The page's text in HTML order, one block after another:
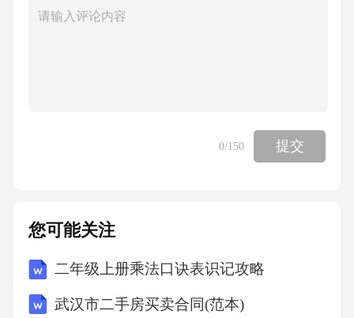
免费更换，并承担由此给甲方造成的损失。4.如
协商不成的，任何一方均有权向有管辖权的人
民法院提起诉讼。八、其他条款1.本合同自双方
甲乙双方各执一份，具有同等法律效力。3.本合
形式作为本合同的附件，与本合同具有同等法
律效力。甲方（盖章）：___________________
0/150 提交
您可能关注
二年级上册乘法口诀表识记攻略
武汉市二手房买卖合同(范本)